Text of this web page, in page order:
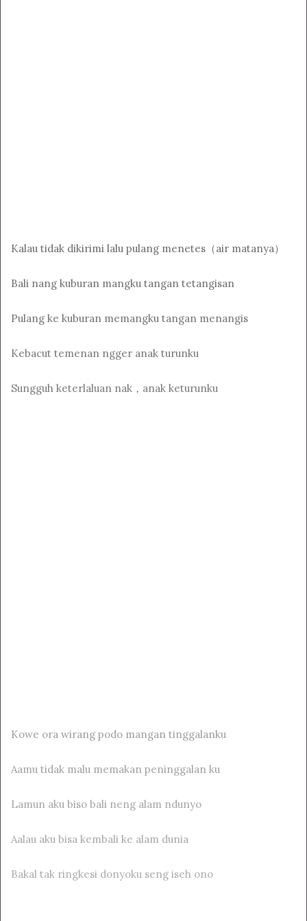
Kalau tidak dikirimi lalu pulang menetes（air matanya）
Bali nang kuburan mangku tangan tetangisan
Pulang ke kuburan memangku tangan menangis
Kebacut temenan ngger anak turunku
Sungguh keterlaluan nak，anak keturunku
Kowe ora wirang podo mangan tinggalanku
Aamu tidak malu memakan peninggalan ku
Lamun aku biso bali neng alam ndunyo
Aalau aku bisa kembali ke alam dunia
Bakal tak ringkesi donyoku seng iseh ono